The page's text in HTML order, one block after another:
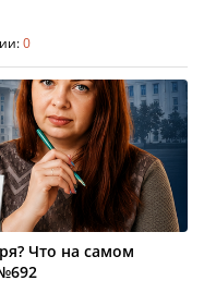
0
Что на самом